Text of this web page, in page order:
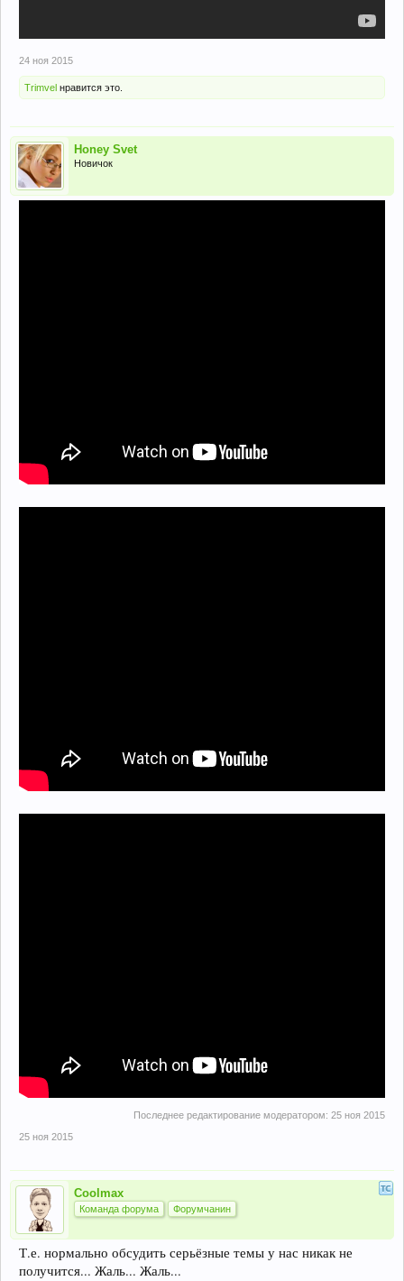
24 ноя 2015
Trimvel нравится это.
Honey Svet
Новичок
Последнее редактирование модератором: 25 ноя 2015
25 ноя 2015
Coolmax
Команда форума Форумчанин
Т.е. нормально обсудить серьёзные темы у нас никак не
получится... Жаль... Жаль...